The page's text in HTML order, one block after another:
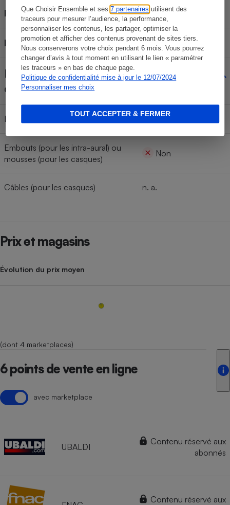
Que Choisir Ensemble et ses7 partenaires utilisent des
traceurs pour mesurer l’audience, la performance,
personnaliser les contenus, les partager, optimiser la
promotion et afficher des contenus provenant de sites tiers.
Nous conserverons votre choix pendant 6 mois. Vous pourrez
changer d’avis à tout moment en utilisant le lien « paramétrer
les traceurs » en bas de chaque page.
Politique de confidentialité mise à jour le 12/07/2024
Personnaliser mes choix
TOUT ACCEPTER & FERMER
Protection IPX IPX4
Localisation GPS via App Non
Disponibilité des pièces
détachées
Batterie Non
Embouts (pour les intra-aural) ou
mousses (pour les casques)
Non
Câbles (pour les casques) n. a.
Prix et magasins
Évolution du prix moyen
(dont 4 marketplaces)
6 points de vente en ligne
avec marketplace
UBALDI
Contenu réservé aux
abonnés
Contenu réservé aux